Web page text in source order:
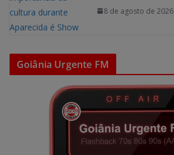
8 de agosto de 2026
Goiânia Urgente FM